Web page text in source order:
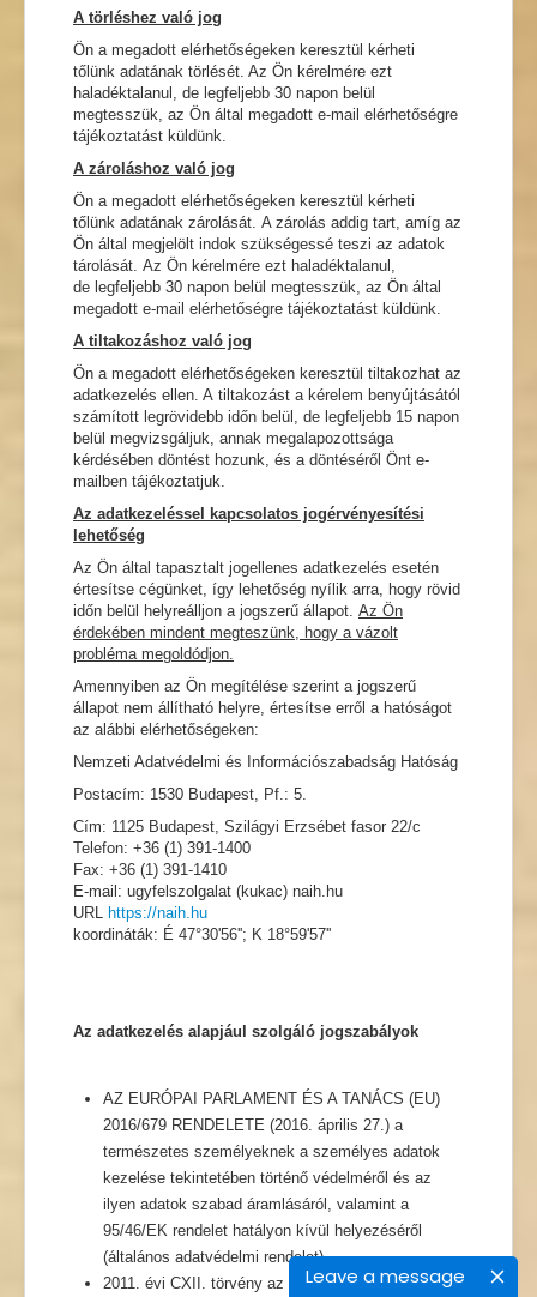
Leave a message
A törléshez való jog
Ön a megadott elérhetőségeken keresztül kérheti
tőlünk adatának törlését. Az Ön kérelmére ezt
haladéktalanul, de legfeljebb 30 napon belül
megtesszük, az Ön által megadott e-mail elérhetőségre
tájékoztatást küldünk.
A zároláshoz való jog
Ön a megadott elérhetőségeken keresztül kérheti
tőlünk adatának zárolását. A zárolás addig tart, amíg az
Ön által megjelölt indok szükségessé teszi az adatok
tárolását. Az Ön kérelmére ezt haladéktalanul,
de legfeljebb 30 napon belül megtesszük, az Ön által
megadott e-mail elérhetőségre tájékoztatást küldünk.
A tiltakozáshoz való jog
Ön a megadott elérhetőségeken keresztül tiltakozhat az
adatkezelés ellen. A tiltakozást a kérelem benyújtásától
számított legrövidebb időn belül, de legfeljebb 15 napon
belül megvizsgáljuk, annak megalapozottsága
kérdésében döntést hozunk, és a döntéséről Önt e-
mailben tájékoztatjuk.
Az adatkezeléssel kapcsolatos jogérvényesítési
lehetőség
Az Ön által tapasztalt jogellenes adatkezelés esetén
értesítse cégünket, így lehetőség nyílik arra, hogy rövid
időn belül helyreálljon a jogszerű állapot. Az Ön
érdekében mindent megteszünk, hogy a vázolt
probléma megoldódjon.
Amennyiben az Ön megítélése szerint a jogszerű
állapot nem állítható helyre, értesítse erről a hatóságot
az alábbi elérhetőségeken:
Nemzeti Adatvédelmi és Információszabadság Hatóság
Postacím: 1530 Budapest, Pf.: 5.
Cím: 1125 Budapest, Szilágyi Erzsébet fasor 22/c
Telefon: +36 (1) 391-1400
Fax: +36 (1) 391-1410
E-mail: ugyfelszolgalat (kukac) naih.hu
URL https://naih.hu
koordináták: É 47°30'56''; K 18°59'57''
Az adatkezelés alapjául szolgáló jogszabályok
AZ EURÓPAI PARLAMENT ÉS A TANÁCS (EU)
2016/679 RENDELETE (2016. április 27.) a
természetes személyeknek a személyes adatok
kezelése tekintetében történő védelméről és az
ilyen adatok szabad áramlásáról, valamint a
95/46/EK rendelet hatályon kívül helyezéséről
(általános adatvédelmi rendelet).
2011. évi CXII. törvény az információs